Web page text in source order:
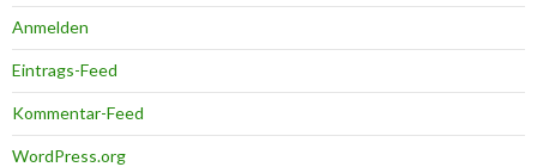
Anmelden
Eintrags-Feed
Kommentar-Feed
WordPress.org